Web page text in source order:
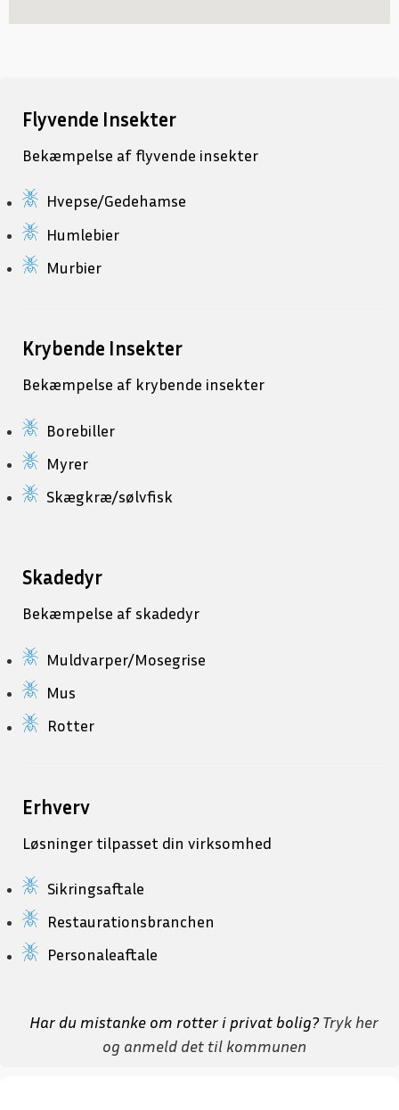
Flyvende Insekter
Bekæmpelse af flyvende insekter
Hvepse/Gedehamse
Humlebier
Murbier
Krybende Insekter
Bekæmpelse af krybende insekter
Borebiller
Myrer
Skægkræ/sølvfisk
Skadedyr
Bekæmpelse af skadedyr
Muldvarper/Mosegrise
Mus
Rotter
Erhverv
Løsninger tilpasset din virksomhed
Sikringsaftale
Restaurationsbranchen
Personaleaftale
Har du mistanke om rotter i privat bolig?Tryk her
og anmeld det til kommunen